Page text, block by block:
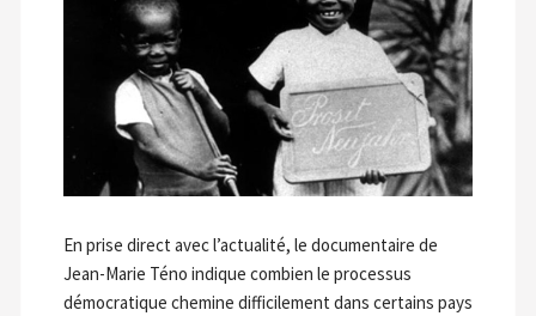
En prise direct avec l’actualité, le documentaire de
Jean-Marie Téno indique combien le proces­sus
démocratique chemine difficilement dans certains pays